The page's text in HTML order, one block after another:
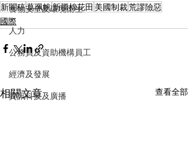
食物安全及環境衛生
人力
公務員及資助機構員工
經濟及發展
資訊科技及廣播
新聞稿葛珮帆新疆棉花田 美國制裁荒謬險惡
國際
相關文章 查看全部